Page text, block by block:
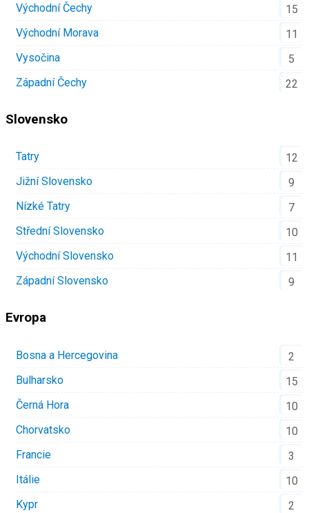
Východní Čechy
15
Východní Morava
11
Vysočina
5
Západní Čechy
22
Slovensko
Tatry
12
Jižní Slovensko
9
Nízké Tatry
7
Střední Slovensko
10
Východní Slovensko
11
Západní Slovensko
9
Evropa
Bosna a Hercegovina
2
Bulharsko
15
Černá Hora
10
Chorvatsko
10
Francie
3
Itálie
10
Kypr
2